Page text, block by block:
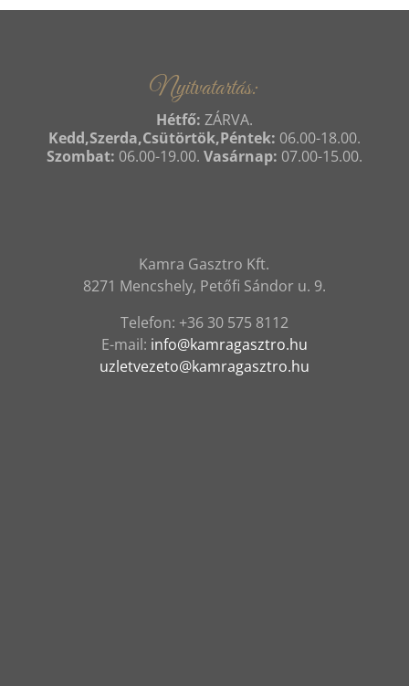
Nyitvatartás:
Hétfő: ZÁRVA.
Kedd,Szerda,Csütörtök,Péntek: 06.00-18.00.
Szombat: 06.00-19.00. Vasárnap: 07.00-15.00.
Kamra Gasztro Kft.
8271 Mencshely, Petőfi Sándor u. 9.
Telefon: ‭+36 30 575 8112
E-mail: info@kamragasztro.hu
uzletvezeto@kamragasztro.hu